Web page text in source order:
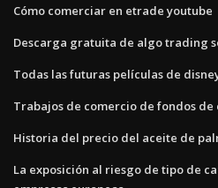
Cómo comerciar en etrade youtube
Descarga gratuita de algo trading
Todas las futuras películas de
Trabajos de comercio de fondos
Historia del precio del aceite de
La exposición al riesgo de tipo de